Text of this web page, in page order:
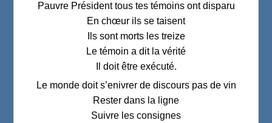
Pauvre Président tous tes témoins ont disparu
En chœur ils se taisent
Ils sont morts les treize
Le témoin a dit la vérité
Il doit être exécuté.
Le monde doit s’enivrer de discours pas de vin
Rester dans la ligne
Suivre les consignes